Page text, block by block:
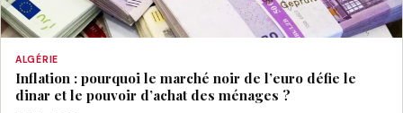
ALGÉRIE
Inflation : pourquoi le marché noir de l’euro défie le
dinar et le pouvoir d’achat des ménages ?